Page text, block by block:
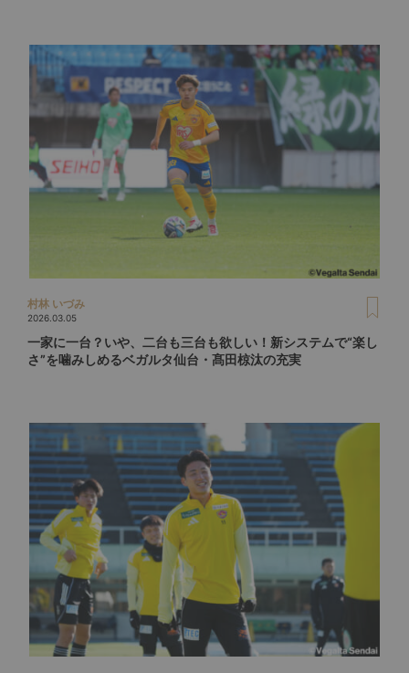
村林 いづみ
2026.03.05
一家に一台？いや、二台も三台も欲しい！新システムで“楽し
さ”を噛みしめるベガルタ仙台・髙田椋汰の充実